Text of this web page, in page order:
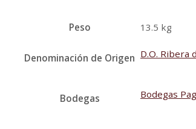
Peso 13.5 kg
Denominación de Origen D.O. Ribera
Bodegas Bodegas